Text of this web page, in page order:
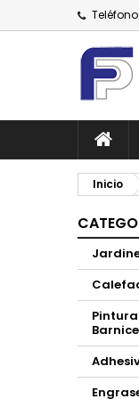
Teléfono:
Inicio